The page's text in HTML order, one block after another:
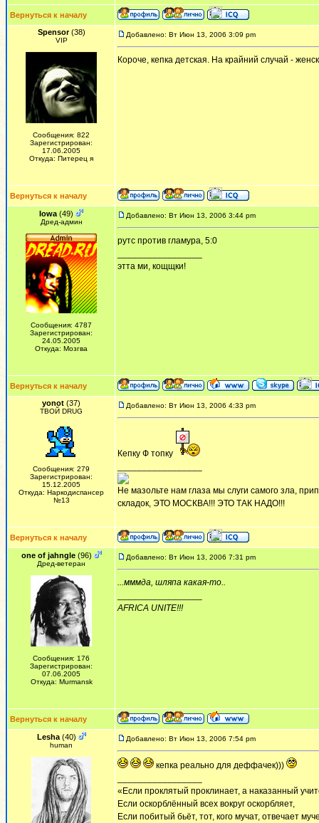
Вернуться к началу
Spensor(38)
VIP
Сообщения: 822
Зарегистрирован:
17.06.2005
Откуда: Питерец я
Добавлено: Вт Июн 13, 2006 3:09 pm
Короче, кепка детская. На крайний случай -
Вернуться к началу
Iowa (49)
Дред-админ
Сообщения: 4787
Зарегистрирован:
24.05.2005
Откуда: Мозгва
Добавлено: Вт Июн 13, 2006 3:44 pm
рутс против гламура, 5:0
этта ми, кощщки!
Вернуться к началу
yonot (37)
ТВОЙ DRUG
Сообщения: 279
Зарегистрирован:
15.12.2005
Откуда: Наркодиспансер
№13
Добавлено: Вт Июн 13, 2006 4:33 pm
Кепку Ф топку
Не мазольте нам глаза мы слуги самого зла,
складок, ЭТО МОСКВА!!! ЭТО ТАК НАДО!!!
Вернуться к началу
one of jahngle(96)
Дред-ветеран
Сообщения: 176
Зарегистрирован:
07.06.2005
Откуда: Murmansk
Добавлено: Вт Июн 13, 2006 7:31 pm
...мммда, шляпа какая-то..
AFRICA UNITE!!!
Вернуться к началу
Lesha(40)
human
Добавлено: Вт Июн 13, 2006 7:54 pm
кепка реально для деффачек)))
«Если проклятый проклинает, а наказанный
Если оскорблённый всех вокруг оскорбляет,
Если побитый бьёт, тот, кого мучат, отвечает